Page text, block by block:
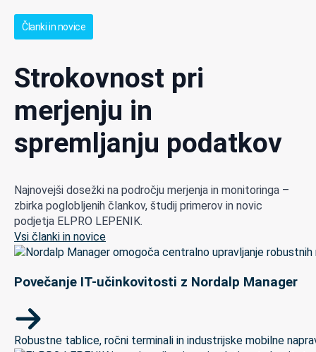
Članki in novice
Strokovnost pri
merjenju in
spremljanju podatkov
Najnovejši dosežki na področju merjenja in monitoringa –
zbirka poglobljenih člankov, študij primerov in novic
podjetja ELPRO LEPENIK.
Vsi članki in novice
Povečanje IT-učinkovitosti z Nordalp Manager
Robustne tablice, ročni terminali in industrijske mobilne